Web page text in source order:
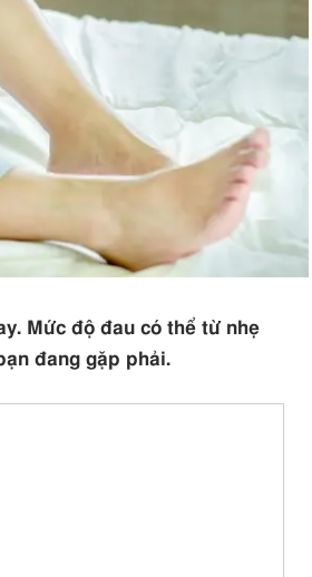
Mức độ đau có thể từ nhẹ
đang gặp phải.